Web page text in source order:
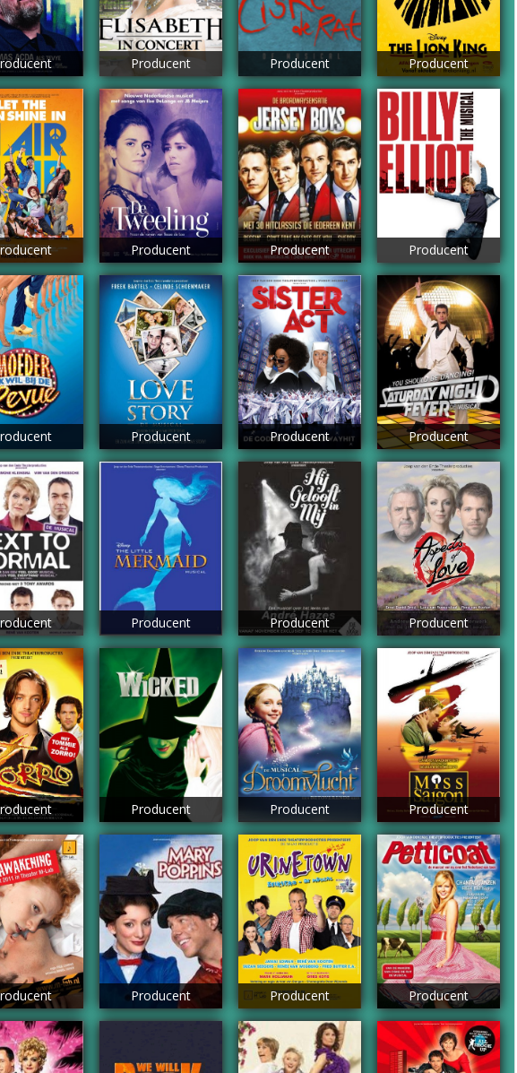
Producent Producent Producent
Producent Producent Producent
Producent Producent Producent
Producent Producent Producent
Producent Producent Producent
Producent Producent Producent